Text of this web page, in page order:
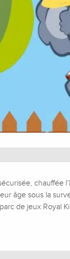
chauffée
âge sous la
de jeux Royal